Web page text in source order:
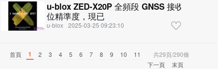
u-blox ZED-X20P 全頻段 GNSS 接收器能以
位精準度，現已
u-blox 2025-03-25 09:23:10
共29頁/290條
首頁 1 2 3 4 5 6 7 8 9 10
11
下一頁
末頁